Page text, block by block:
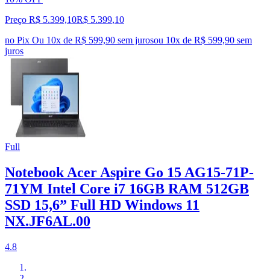
Preço R$ 5.399,10R$ 5.399,10
no Pix Ou 10x de R$ 599,90 sem jurosou 10x de R$ 599,90 sem
juros
Full
Notebook Acer Aspire Go 15 AG15-71P-
71YM Intel Core i7 16GB RAM 512GB
SSD 15,6” Full HD Windows 11
NX.JF6AL.00
4.8